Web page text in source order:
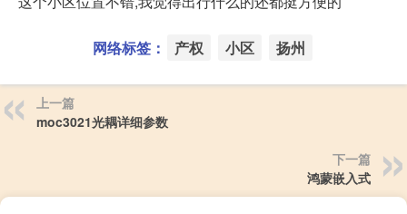
网络标签： 产权 小区 扬州
上一篇
moc3021光耦详细参数
下一篇
鸿蒙嵌入式